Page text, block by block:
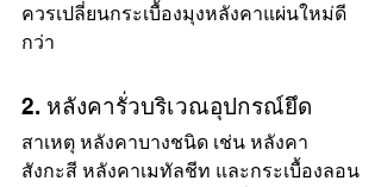
ควรเปลี่ยนกระเบื้องมุงหลังคาแผ่นใหม่ดี
กว่า
2. หลังคารั่วบริเวณอุปกรณ์ยึด
สาเหตุ หลังคาบางชนิด เช่น หลังคา
สังกะสี หลังคาเมทัลชีท และกระเบื้องลอน